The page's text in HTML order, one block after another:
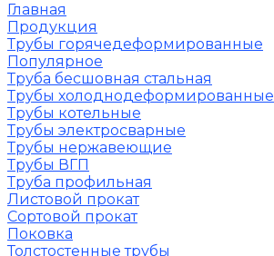
Главная
Продукция
Трубы горячедеформированные
Популярное
Труба бесшовная стальная
Трубы холоднодеформированные
Трубы котельные
Трубы электросварные
Трубы нержавеющие
Трубы ВГП
Труба профильная
Листовой прокат
Сортовой прокат
Поковка
Толстостенные трубы